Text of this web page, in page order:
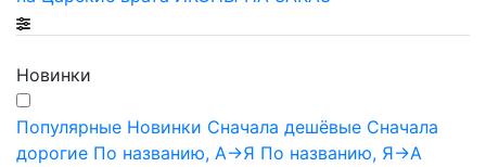
Новинки
Популярные Новинки Сначала дешёвые Сначала
дорогие По названию, А->Я По названию, Я->А